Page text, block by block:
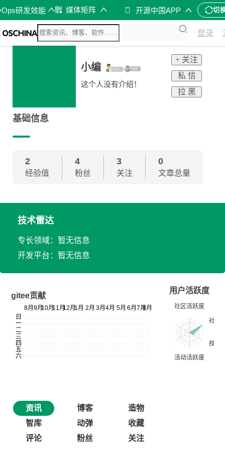
研发效能 媒体矩阵 开源中国APP 切
登录
小编
这个人没有介绍！
+ 关注
私 信
拉 黑
基础信息
2
经验值
4
粉丝
3
关注
0
文章总量
技术雷达
专长领域：暂无信息
开发平台：暂无信息
gitee贡献
用户活跃度
资讯 博客
造物
智库
动弹
收藏
评论
粉丝 关注